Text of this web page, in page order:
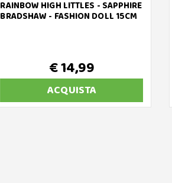
RAINBOW HIGH LITTLES - SAPPHIRE
BRADSHAW - FASHION DOLL 15CM
€ 14,99
ACQUISTA